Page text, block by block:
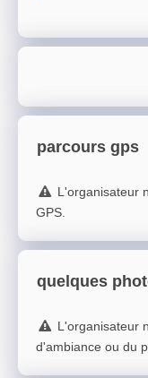
parcours gps
L'organisateur
GPS.
quelques
L'organisateur
d'ambiance ou du